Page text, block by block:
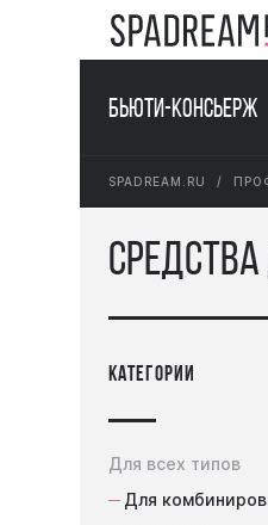
Бьюти-консьерж
SPADREAM.RU
категории
Для всех типов
Для